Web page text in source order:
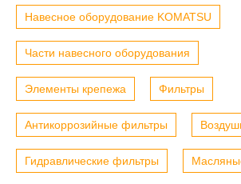
Навесное оборудование KOMATSU
Части навесного оборудования
Элементы крепежа Фильтры
Антикоррозийные фильтры
Гидравлические фильтры